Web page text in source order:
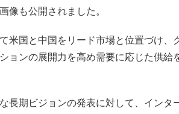
像も公開されました。
米国と中国をリード市場と位置づけ、
ョンの展開力を高め需要に応じた供給
長期ビジョンの発表に対して、インタ